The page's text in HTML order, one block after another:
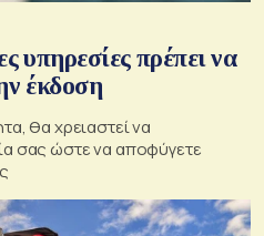
υπηρεσίες πρέπει να
έκδοση
θα χρειαστεί να
σας ώστε να αποφύγετε